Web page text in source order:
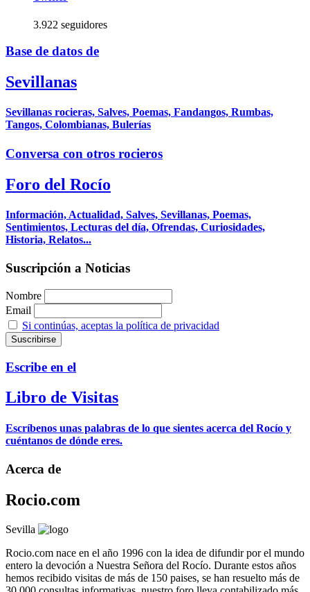
3.922 seguidores
Base de datos de
Sevillanas
Sevillanas rocieras, Salves, Poemas, Fandangos, Rumbas,
Tangos, Colombianas, Bulerías
Conversa con otros rocieros
Foro del Rocío
Información, Actualidad, Salves, Sevillanas, Poemas,
Sentimientos, Lecturas del día, Ofrendas, Curiosidades,
Historia, Relatos...
Suscripción a Noticias
Nombre
Email
Si continúas, aceptas la política de privacidad
Escribe en el
Libro de Visitas
Escríbenos unas palabras de lo que sientes acerca del Rocío y
cuéntanos de dónde eres.
Acerca de
Rocio.com
Sevilla
Rocio.com nace en el año 1996 con la idea de difundir por el mundo
entero la devoción a Nuestra Señora del Rocío. Durante estos años
hemos recibido visitas de más de 150 paises, se han resuelto más de